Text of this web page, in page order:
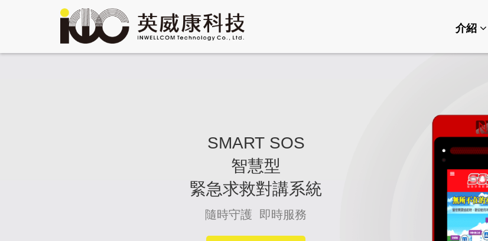
介紹
SMART SOS
智慧型
緊急求救對講系統
隨時守護 即時服務